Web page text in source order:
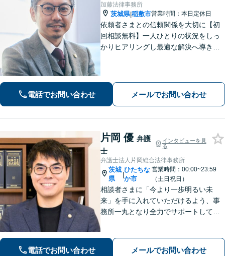
加藤法律事務所
茨城県|稲敷市営業時間：本日定休日
依頼者さまとの信頼関係を大切に【初
回相談無料】一人ひとりの状況をしっ
かりヒアリングし最適な解決へ導きま
士費用もわかりやすく説明【夜間相談
可】
電話でお問い合わせ メールでお問い合わせ
片岡 優 弁護
士
インタビューを見
る
弁護士法人片岡総合法律事務所
茨城
県
|
ひたちな
か市
営業時間：00:00~23:59
（土日祝日）
相談者さまに「今より一歩明るい未
来」を手に入れていただけるよう、事
務所一丸となり全力でサポートしてま
かした相続関連業務／交通事故などに
電話でお問い合わせ メールでお問い合わせ